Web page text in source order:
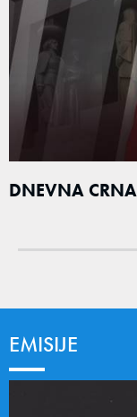
DNEVNA
EMISIJE